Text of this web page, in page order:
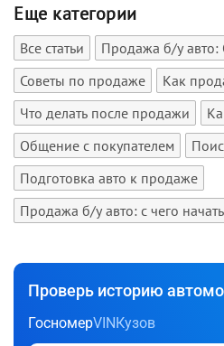
Еще категории
Все статьи
Продажа б/у
Советы по продаже
Как
Что делать после продажи
Общение с покупателем
Подготовка авто к продаже
Продажа б/у авто: с чего начать
Проверь историю
ГосномерVINКузов